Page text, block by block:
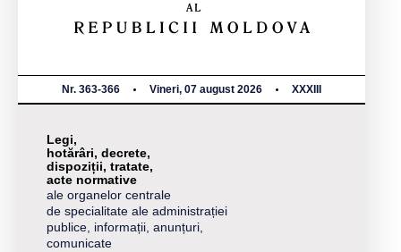
Nr. 363-366 Vineri, 07 august 2026 XXXIII
Legi,
hotărâri, decrete,
dispoziții, tratate,
acte normative
ale organelor centrale
de specialitate ale administrației
publice, informații, anunțuri,
comunicate